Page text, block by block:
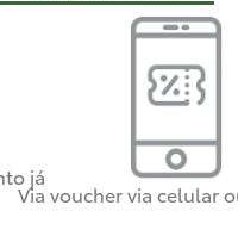
já
Via voucher via celular